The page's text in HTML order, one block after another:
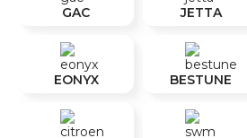
GAC JETTA
EONYX BESTUNE